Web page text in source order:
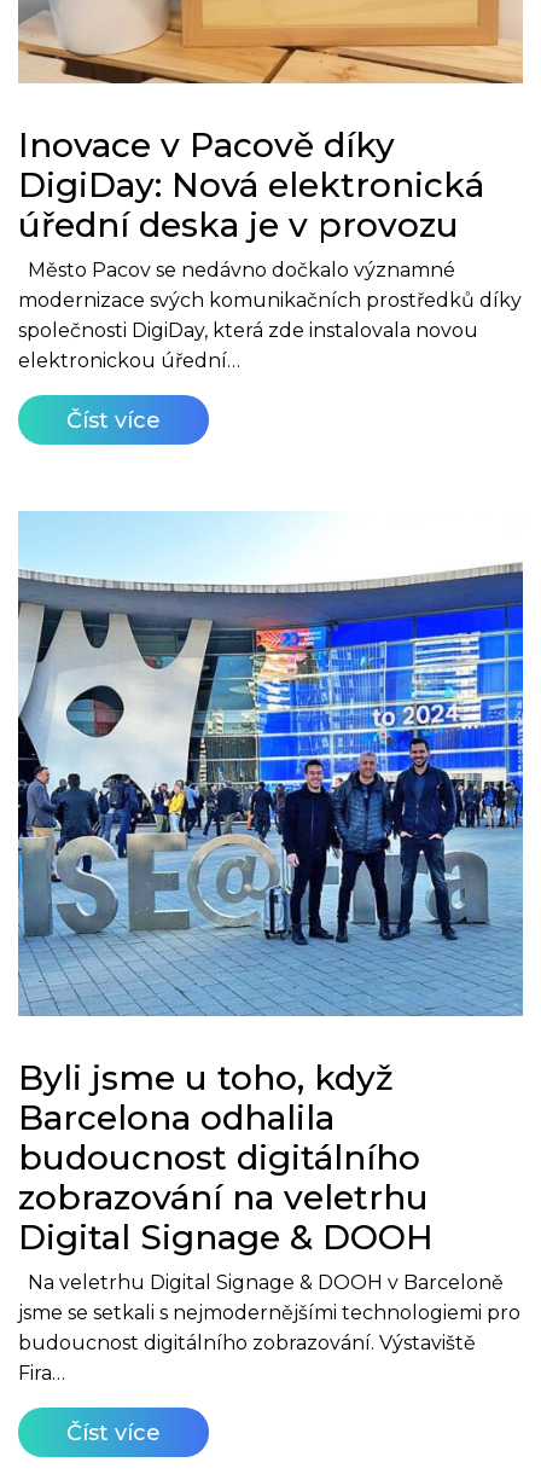
Inovace v Pacově díky
DigiDay: Nová elektronická
úřední deska je v provozu
Město Pacov se nedávno dočkalo významné
modernizace svých komunikačních prostředků díky
společnosti DigiDay, která zde instalovala novou
elektronickou úřední…
Číst více
Byli jsme u toho, když
Barcelona odhalila
budoucnost digitálního
zobrazování na veletrhu
Digital Signage & DOOH
Na veletrhu Digital Signage & DOOH v Barceloně
jsme se setkali s nejmodernějšími technologiemi pro
budoucnost digitálního zobrazování. Výstaviště
Fira…
Číst více